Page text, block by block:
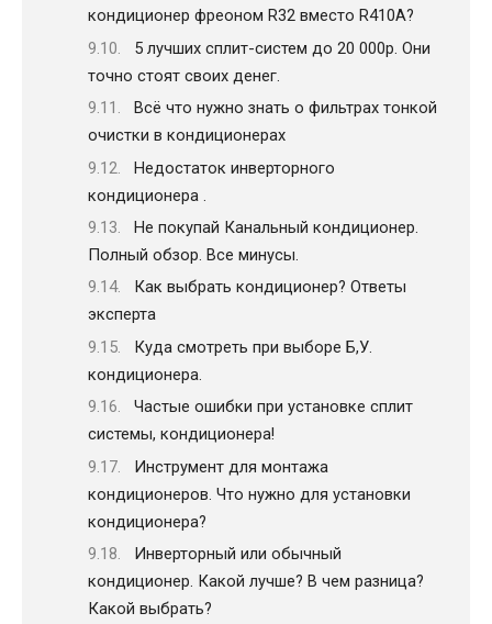
кондиционер фреоном R32 вместо R410A?
5 лучших сплит-систем до 20 000р. Они
точно стоят своих денег.
Всё что нужно знать о фильтрах тонкой
очистки в кондиционерах
Недостаток инверторного
кондиционера .
Не покупай Канальный кондиционер.
Полный обзор. Все минусы.
Как выбрать кондиционер? Ответы
эксперта
Куда смотреть при выборе Б,У.
кондиционера.
Частые ошибки при установке сплит
системы, кондиционера!
Инструмент для монтажа
кондиционеров. Что нужно для установки
кондиционера?
Инверторный или обычный
кондиционер. Какой лучше? В чем разница?
Какой выбрать?